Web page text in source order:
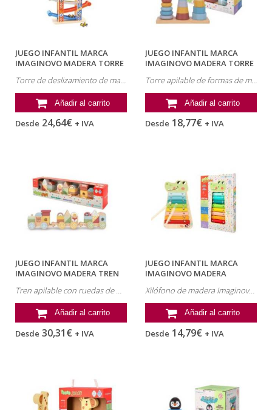
JUEGO INFANTIL MARCA
IMAGINOVO MADERA TORRE
Torre de deslizamiento de madera Imaginovo con 6 coches + 18 meses
Añadir al carrito
Desde 24,64€ + IVA
JUEGO INFANTIL MARCA
IMAGINOVO MADERA TORRE
Torre apilable de formas de madera Imaginovo + 18 meses
Añadir al carrito
Desde 18,77€ + IVA
JUEGO INFANTIL MARCA
IMAGINOVO MADERA TREN
Tren apilable con ruedas de madera Imaginovo + 18 meses
Añadir al carrito
Desde 30,31€ + IVA
JUEGO INFANTIL MARCA
IMAGINOVO MADERA
Xilófono de madera Imaginovo con forma de cocodrilo + 18 meses
Añadir al carrito
Desde 14,79€ + IVA